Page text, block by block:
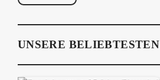
UNSERE BELIEBTESTEN